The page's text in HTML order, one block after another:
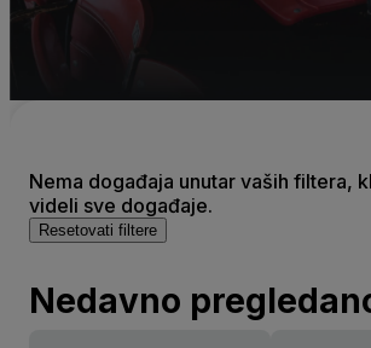
Nema događaja unutar vaših filtera,
videli sve događaje.
Resetovati filtere
Nedavno